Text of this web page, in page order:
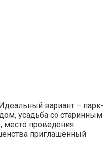
Идеальный вариант – парк-
усадьба со старинным
место проведения
приглашенный